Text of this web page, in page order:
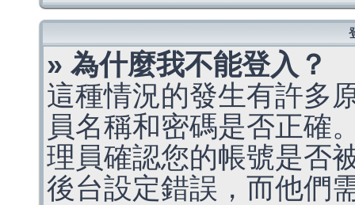
» 為什麼我不能登入？
這種情況的發生有許多
員名稱和密碼是否正確
理員確認您的帳號是否
後台設定錯誤，而他們